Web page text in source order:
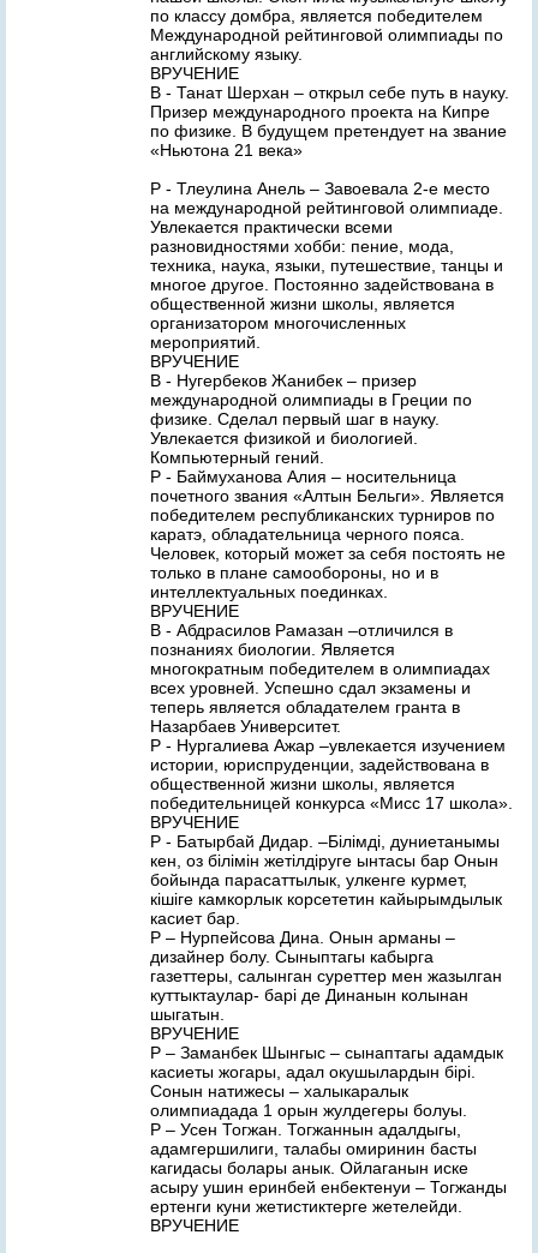
по классу домбра, является победителем
Международной рейтинговой олимпиады по
английскому языку.
ВРУЧЕНИЕ
В - Танат Шерхан – открыл себе путь в науку.
Призер международного проекта на Кипре
по физике. В будущем претендует на звание
«Ньютона 21 века»
Р - Тлеулина Анель – Завоевала 2-е место
на международной рейтинговой олимпиаде.
Увлекается практически всеми
разновидностями хобби: пение, мода,
техника, наука, языки, путешествие, танцы и
многое другое. Постоянно задействована в
общественной жизни школы, является
организатором многочисленных
мероприятий.
ВРУЧЕНИЕ
В - Нугербеков Жанибек – призер
международной олимпиады в Греции по
физике. Сделал первый шаг в науку.
Увлекается физикой и биологией.
Компьютерный гений.
Р - Баймуханова Алия – носительница
почетного звания «Алтын Бельги». Является
победителем республиканских турниров по
каратэ, обладательница черного пояса.
Человек, который может за себя постоять не
только в плане самообороны, но и в
интеллектуальных поединках.
ВРУЧЕНИЕ
В - Абдрасилов Рамазан –отличился в
познаниях биологии. Является
многократным победителем в олимпиадах
всех уровней. Успешно сдал экзамены и
теперь является обладателем гранта в
Назарбаев Университет.
Р - Нургалиева Ажар –увлекается изучением
истории, юриспруденции, задействована в
общественной жизни школы, является
победительницей конкурса «Мисс 17 школа».
ВРУЧЕНИЕ
Р - Батырбай Дидар. –Бiлiмдi, дуниетанымы
кен, оз бiлiмiн жетiлдiруге ынтасы бар Онын
бойында парасаттылык, улкенге курмет,
кiшiге камкорлык корсететин кайырымдылык
касиет бар.
Р – Нурпейсова Дина. Онын арманы –
дизайнер болу. Сыныптагы кабырга
газеттеры, салынган суреттер мен жазылган
куттыктаулар- барi де Динанын колынан
шыгатын.
ВРУЧЕНИЕ
Р – Заманбек Шынгыс – сынаптагы адамдык
касиеты жогары, адал окушылардын бiрi.
Сонын натижесы – халыкаралык
олимпиадада 1 орын жулдегеры болуы.
Р – Усен Тогжан. Тогжаннын адалдыгы,
адамгершилиги, талабы омиринин басты
кагидасы болары анык. Ойлаганын иске
асыру ушин еринбей енбектенуи – Тогжанды
ертенги куни жетистиктерге жетелейди.
ВРУЧЕНИЕ